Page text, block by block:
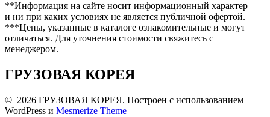
**Информация на сайте носит информационный характер
и ни при каких условиях не является публичной офертой.
***Цены, указанные в каталоге ознакомительные и могут
отличаться. Для уточнения стоимости свяжитесь с
менеджером.
ГРУЗОВАЯ КОРЕЯ
© 2026 ГРУЗОВАЯ КОРЕЯ. Построен с использованием
WordPress и Mesmerize Theme